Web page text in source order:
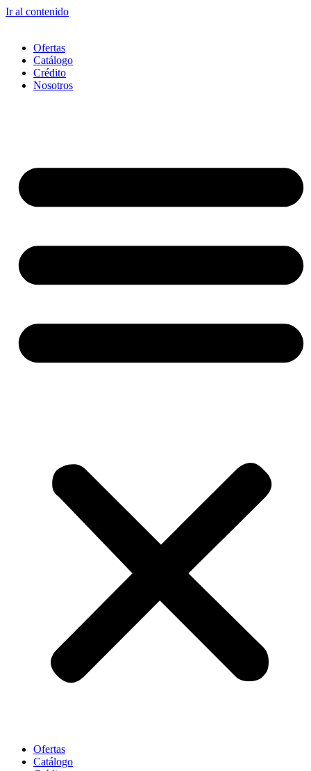
Ir al contenido
Ofertas
Catálogo
Crédito
Nosotros
Ofertas
Catálogo